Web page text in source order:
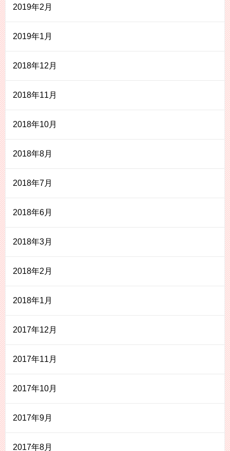
2019年2月
2019年1月
2018年12月
2018年11月
2018年10月
2018年8月
2018年7月
2018年6月
2018年3月
2018年2月
2018年1月
2017年12月
2017年11月
2017年10月
2017年9月
2017年8月